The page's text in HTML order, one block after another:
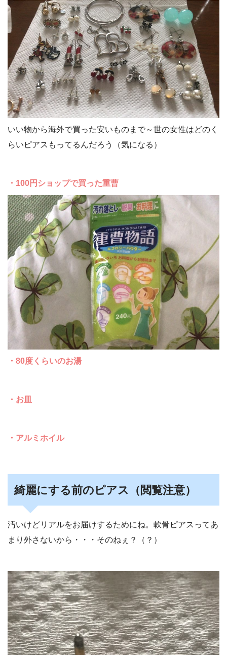
いい物から海外で買った安いものまで～世の女性はどのく
らいピアスもってるんだろう（気になる）
・100円ショップで買った重曹
・80度くらいのお湯
・お皿
・アルミホイル
綺麗にする前のピアス（閲覧注意）
汚いけどリアルをお届けするためにね。軟骨ピアスってあ
まり外さないから・・・そのねぇ？（？）